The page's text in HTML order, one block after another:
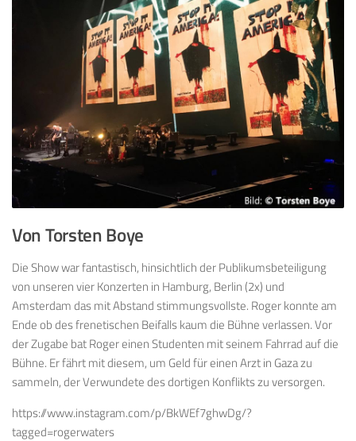
Von Torsten Boye
Die Show war fantastisch, hinsichtlich der Publikumsbeteiligung
von unseren vier Konzerten in Hamburg, Berlin (2x) und
Amsterdam das mit Abstand stimmungsvollste. Roger konnte am
Ende ob des frenetischen Beifalls kaum die Bühne verlassen. Vor
der Zugabe bat Roger einen Studenten mit seinem Fahrrad auf die
Bühne. Er fährt mit diesem, um Geld für einen Arzt in Gaza zu
sammeln, der Verwundete des dortigen Konflikts zu versorgen.
https://www.instagram.com/p/BkWEf7ghwDg/?
tagged=rogerwaters